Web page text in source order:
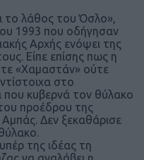
το λάθος του Όσλο»,
1993 που οδήγησαν
Αρχής ενόψει της
Είπε επίσης πως η
«Χαμαστάν» ούτε
στο
που κυβερνά τον θύλακο
προέδρου της
Δεν ξεκαθάρισε
της ιδέας τη